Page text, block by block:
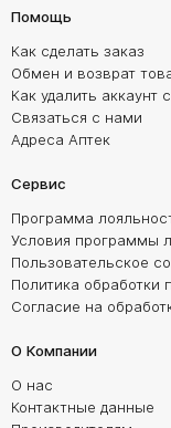
Помощь
Как сделать заказ
Обмен и возврат
Как удалить аккаунт
Связаться с нами
Адреса Аптек
Сервис
Программа
Условия программы
Пользовательское
Политика обработки
Согласие на
О Компании
О нас
Контактные данные